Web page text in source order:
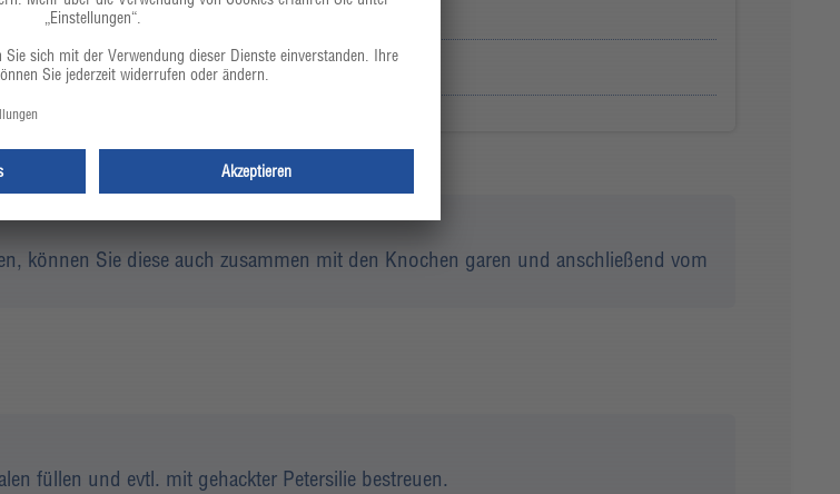
10,0 g
2,0 g schwarzer ganzer Pfeffer
können Sie diese auch zusammen mit den Knochen garen und anschließend vom
füllen und evtl. mit gehackter Petersilie bestreuen.